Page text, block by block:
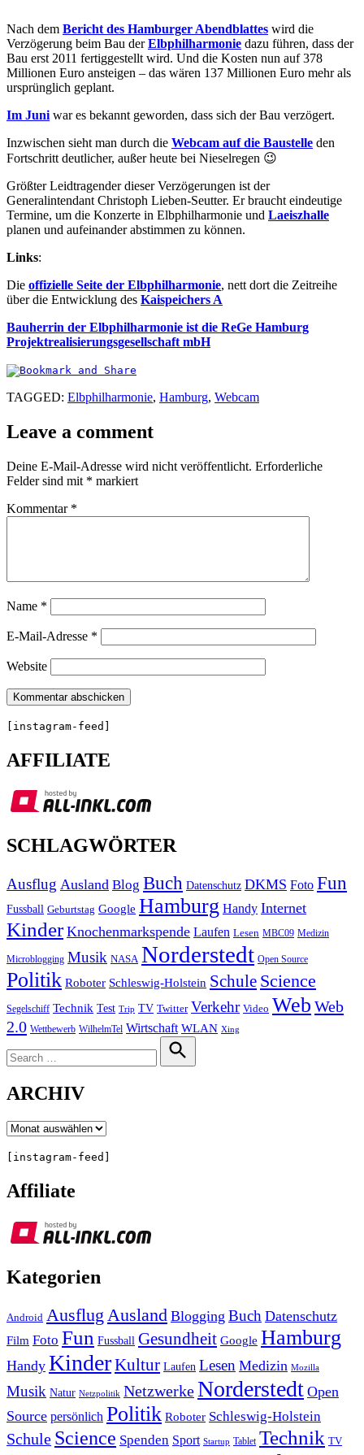
Nach dem Bericht des Hamburger Abendblattes wird die
Verzögerung beim Bau derElbphilharmonie dazu führen, dass der
Bau erst 2011 fertiggestellt wird. Und die Kosten nun auf 378
Millionen Euro ansteigen – das wären 137 Millionen Euro mehr als
ursprünglich geplant.
Im Juni war es bekannt geworden, dass sich der Bau verzögert.
Inzwischen sieht man durch die Webcam auf die Baustelle den
Fortschritt deutlicher, außer heute bei Nieselregen 😉
Größter Leidtragender dieser Verzögerungen ist der
Generalintendant Christoph Lieben-Seutter. Er braucht eindeutige
Termine, um die Konzerte in Elbphilharmonie und Laeiszhalle
planen und aufeinander abstimmen zu können.
Links:
Die offizielle Seite der Elbphilharmonie, nett dort die Zeitreihe
über die Entwicklung des Kaispeichers A
Bauherrin der Elbphilharmonie ist die ReGe Hamburg
Projektrealisierungsgesellschaft mbH
TAGGED: Elbphilharmonie, Hamburg, Webcam
Leave a comment
Deine E-Mail-Adresse wird nicht veröffentlicht. Erforderliche
Felder sind mit * markiert
Kommentar *
Name *
E-Mail-Adresse *
Website
[instagram-feed]
AFFILIATE
SCHLAGWÖRTER
Ausflug Ausland Blog Buch Datenschutz DKMS Foto Fun
Fussball Geburtstag Google Hamburg Handy Internet
Kinder Knochenmarkspende Laufen Lesen MBC09 Medizin
Microblogging Musik NASA Norderstedt Open Source
Politik Roboter Schleswig-Holstein Schule Science
Segelschiff Technik Test Trip TV Twitter Verkehr Video Web Web
2.0 Wettbewerb WilhelmTel Wirtschaft WLAN Xing
for:
Search
ARCHIV
Archiv
[instagram-feed]
Affiliate
Kategorien
Android Ausflug Ausland Blogging Buch Datenschutz
Film Foto Fun Fussball Gesundheit Google Hamburg
Handy KinderKultur Laufen Lesen Medizin Mozilla
Musik Natur Netzpolitik NetzwerkeNorderstedt Open
Source persönlich Politik Roboter Schleswig-Holstein
Schule Science Spenden Sport Startup Tablet Technik TV